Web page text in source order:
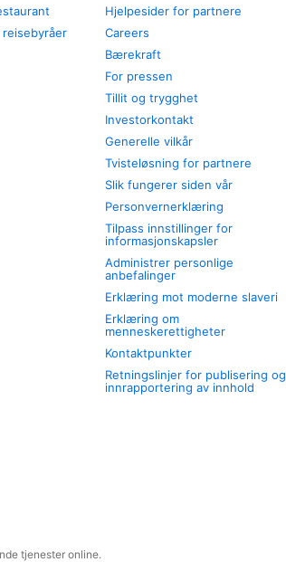
Hjelpesider for partnere
Careers
Bærekraft
For pressen
Tillit og trygghet
Investorkontakt
Generelle vilkår
Tvisteløsning for partnere
Slik fungerer siden vår
Personvernerklæring
Tilpass innstillinger for
informasjonskapsler
Administrer personlige
anbefalinger
Erklæring mot moderne slaveri
Erklæring om
menneskerettigheter
Kontaktpunkter
Retningslinjer for publisering og
innrapportering av innhold
tjenester online.